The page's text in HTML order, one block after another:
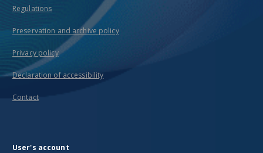
Regulations
Preservation and archive policy
Privacy policy
Declaration of accessibility
Contact
User's account